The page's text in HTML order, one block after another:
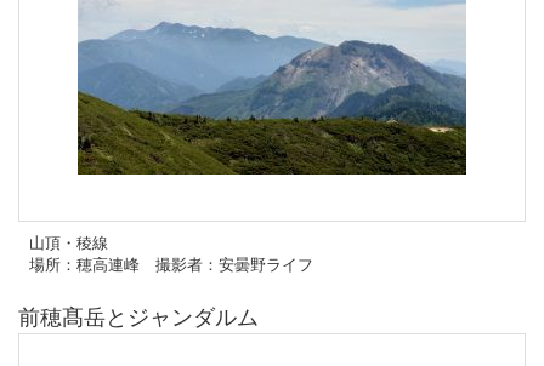
山頂・稜線
場所：穂高連峰 撮影者：安曇野ライフ
前穂髙岳とジャンダルム